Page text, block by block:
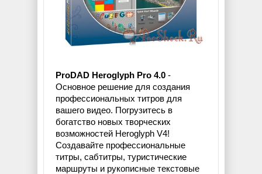
ProDAD Heroglyph Pro 4.0 -
Основное решение для создания
профессиональных титров для
вашего видео. Погрузитесь в
богатство новых творческих
возможностей Heroglyph V4!
Создавайте профессиональные
титры, сабтитры, туристические
маршруты и рукописные текстовые